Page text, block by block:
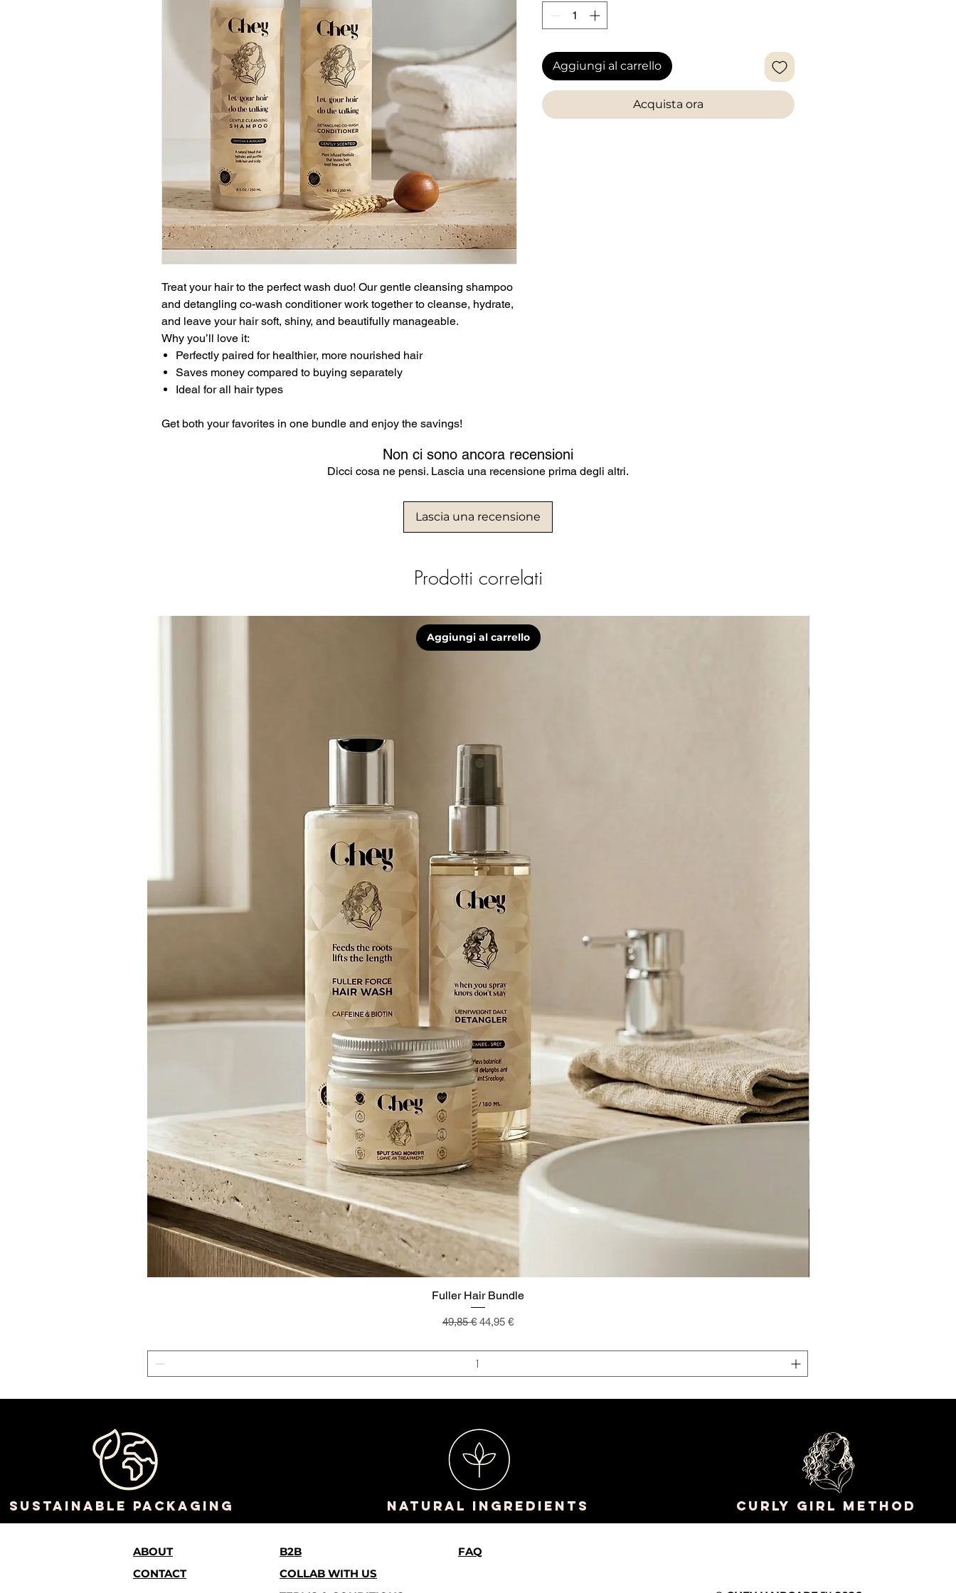
Treat your hair to the perfect wash duo! Our gentle cleansing shampoo
and detangling co-wash conditioner work together to cleanse, hydrate,
and leave your hair soft, shiny, and beautifully manageable.
Why you’ll love it:
Perfectly paired for healthier, more nourished hair
Saves money compared to buying separately
Ideal for all hair types
Get both your favorites in one bundle and enjoy the savings!
Aggiungi al carrello
Acquista ora
Non ci sono ancora recensioni
Dicci cosa ne pensi. Lascia una recensione prima degli altri.
Lascia una recensione
Prodotti correlati
Aggiungi al carrello
Fuller Hair Bundle
Prezzo regolare
49,85 € Prezzo scontato
44,95 €
sustainable packaging NATURAL INGREDIENTS CURLY GIRL METHOD
ABOUT B2B
FAQ
CONTACT
COLLAB WITH US